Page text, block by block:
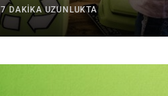
7 DAKIKA UZUNLUKTA